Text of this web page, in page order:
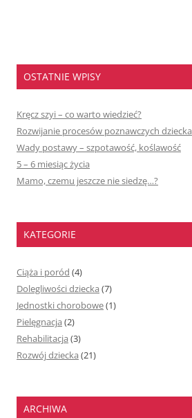
OSTATNIE WPISY
Kręcz szyi – co warto wiedzieć?
Rozwijanie procesów poznawczych dziecka
Wady postawy – szpotawość, koślawość
5 – 6 miesiąc życia
Mamo, czemu jeszcze nie siedzę…?
KATEGORIE
Ciąża i poród (4)
Dolegliwości dziecka (7)
Jednostki chorobowe(1)
Pielęgnacja (2)
Rehabilitacja (3)
Rozwój dziecka (21)
ARCHIWA